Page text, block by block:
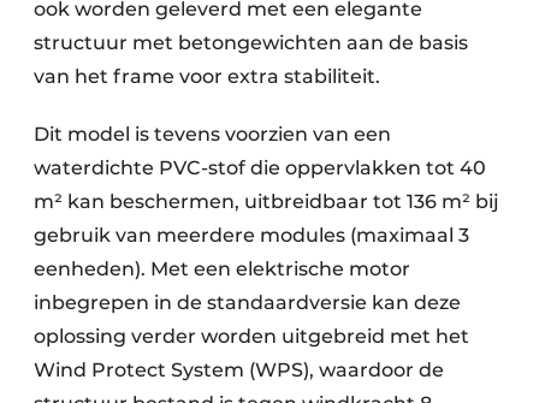
ook worden geleverd met een elegante
structuur met betongewichten aan de basis
van het frame voor extra stabiliteit.
Dit model is tevens voorzien van een
waterdichte PVC-stof die oppervlakken tot 40
m² kan beschermen, uitbreidbaar tot 136 m² bij
gebruik van meerdere modules (maximaal 3
eenheden). Met een elektrische motor
inbegrepen in de standaardversie kan deze
oplossing verder worden uitgebreid met het
Wind Protect System (WPS), waardoor de